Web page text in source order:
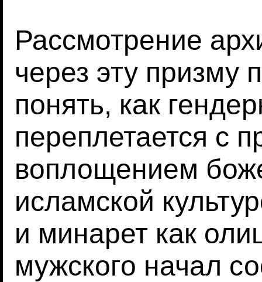
Рассмотрение
через эту призму
понять, как
переплетается с
воплощением
исламской
и минарет как
мужского начал